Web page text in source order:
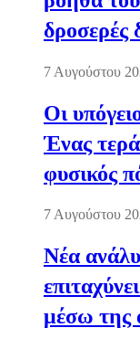
δροσερές
7 Αυγούστου
Οι
Ένας
φυσικός
7 Αυγούστου
Νέα
μέσω της